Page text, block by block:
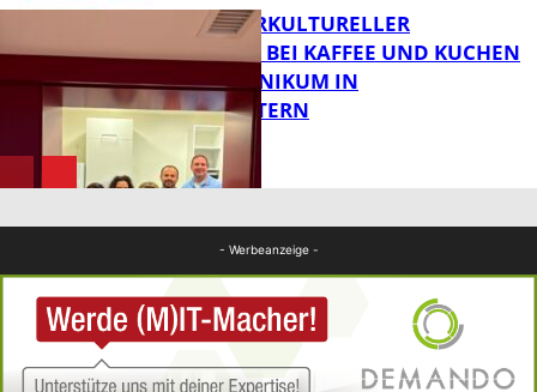
FB News
NEUER INTERKULTURELLER
TREFFPUNKT BEI KAFFEE UND KUCHEN
IM PFALZKLINIKUM IN
KAISERSLAUTERN
- Werbeanzeige -